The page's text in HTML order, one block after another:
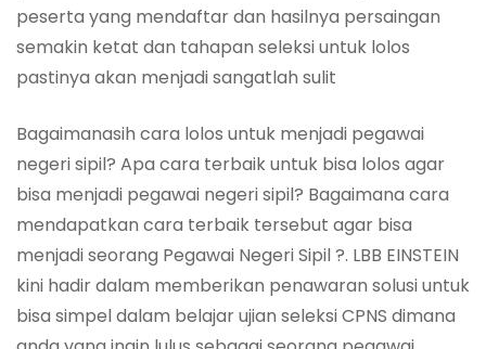
peserta yang mendaftar dan hasilnya persaingan
semakin ketat dan tahapan seleksi untuk lolos
pastinya akan menjadi sangatlah sulit
Bagaimanasih cara lolos untuk menjadi pegawai
negeri sipil? Apa cara terbaik untuk bisa lolos agar
bisa menjadi pegawai negeri sipil? Bagaimana cara
mendapatkan cara terbaik tersebut agar bisa
menjadi seorang Pegawai Negeri Sipil ?. LBB EINSTEIN
kini hadir dalam memberikan penawaran solusi untuk
bisa simpel dalam belajar ujian seleksi CPNS dimana